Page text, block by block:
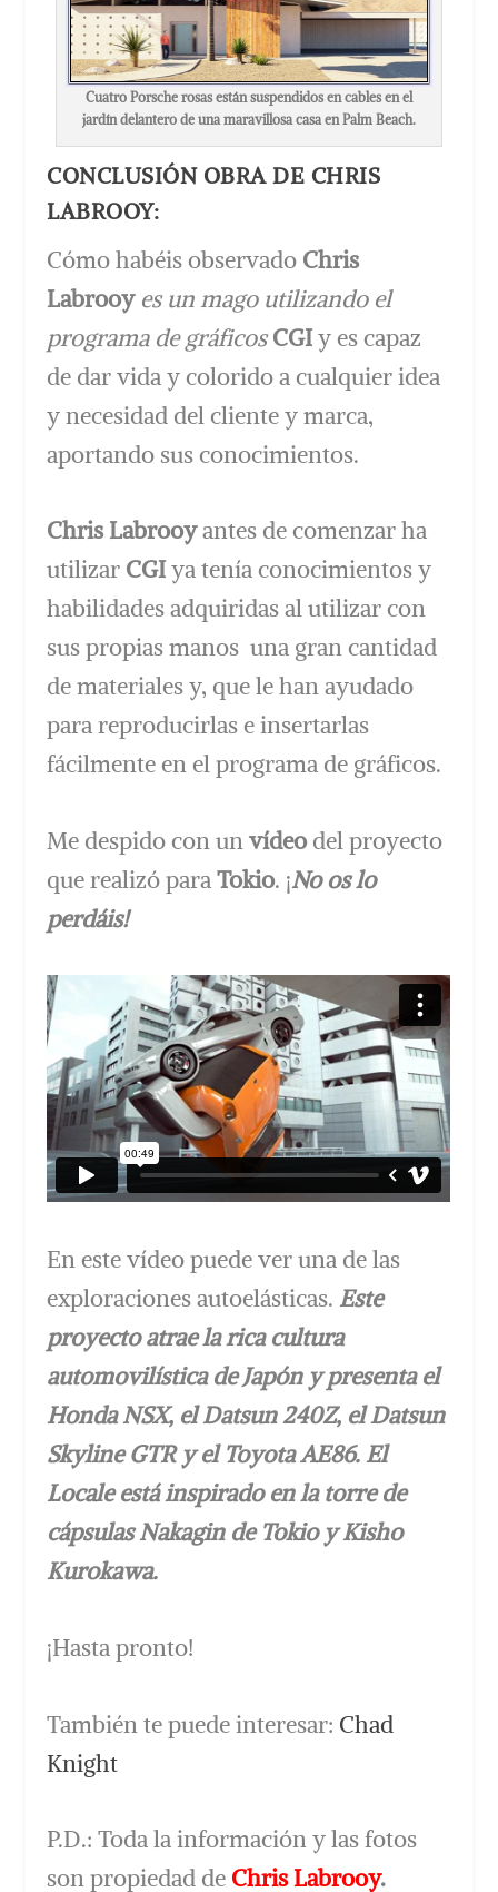
Cuatro Porsche rosas están suspendidos en cables en el
jardín delantero de una maravillosa casa en Palm Beach.
CONCLUSIÓN OBRA DE CHRIS
LABROOY:
Cómo habéis observado Chris
Labrooy es un mago utilizando el
programa de gráficos CGIy es capaz
de dar vida y colorido a cualquier idea
y necesidad del cliente y marca,
aportando sus conocimientos.
Chris Labrooyantes de comenzar ha
utilizar CGIya tenía conocimientos y
habilidades adquiridas al utilizar con
sus propias manos una gran cantidad
de materiales y, que le han ayudado
para reproducirlas e insertarlas
fácilmente en el programa de gráficos.
Me despido con unvídeo del proyecto
que realizó paraTokio. ¡No os lo
perdáis!
En este vídeo puede ver una de las
exploraciones autoelásticas. Este
proyecto atrae la rica cultura
automovilística de Japón y presenta el
Honda NSX, el Datsun 240Z, el Datsun
Skyline GTR y el Toyota AE86. El
Locale está inspirado en la torre de
cápsulas Nakagin de Tokio y Kisho
Kurokawa.
¡Hasta pronto!
También te puede interesar: Chad
Knight
P.D.: Toda la información y las fotos
son propiedad de Chris Labrooy.